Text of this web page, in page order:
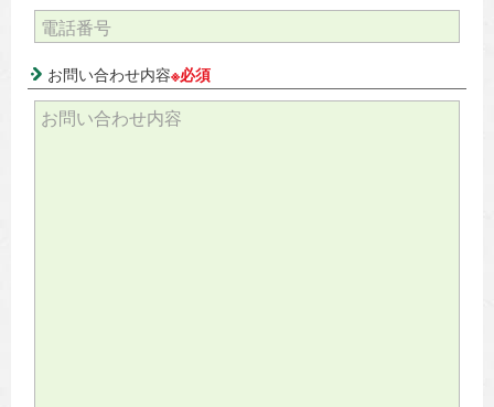
お問い合わせ内容※必須